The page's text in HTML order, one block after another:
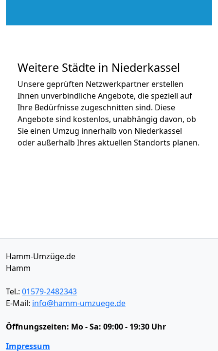
Weitere Städte in Niederkassel
Unsere geprüften Netzwerkpartner erstellen
Ihnen unverbindliche Angebote, die speziell auf
Ihre Bedürfnisse zugeschnitten sind. Diese
Angebote sind kostenlos, unabhängig davon, ob
Sie einen Umzug innerhalb von Niederkassel
oder außerhalb Ihres aktuellen Standorts planen.
Hamm-Umzüge.de
Hamm
Tel.: 01579-2482343
E-Mail: info@hamm-umzuege.de
Öffnungszeiten: Mo - Sa: 09:00 - 19:30 Uhr
Impressum